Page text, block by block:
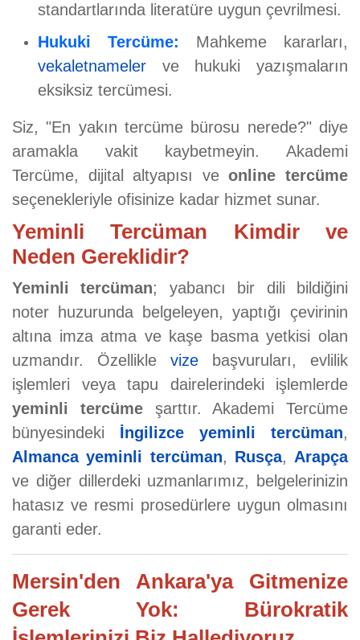
standartlarında literatüre uygun çevrilmesi.
Hukuki Tercüme: Mahkeme kararları,
vekaletnameler ve hukuki yazışmaların
eksiksiz tercümesi.
Siz, "En yakın tercüme bürosu nerede?" diye
aramakla vakit kaybetmeyin. Akademi
Tercüme, dijital altyapısı veonline tercüme
seçenekleriyle ofisinize kadar hizmet sunar.
Yeminli Tercüman Kimdir ve
Neden Gereklidir?
Yeminli tercüman; yabancı bir dili bildiğini
noter huzurunda belgeleyen, yaptığı çevirinin
altına imza atma ve kaşe basma yetkisi olan
uzmandır. Özellikle vize başvuruları, evlilik
işlemleri veya tapu dairelerindeki işlemlerde
yeminli tercümeşarttır. Akademi Tercüme
bünyesindeki İngilizce yeminli tercüman,
Almanca yeminli tercüman, Rusça, Arapça
ve diğer dillerdeki uzmanlarımız, belgelerinizin
hatasız ve resmi prosedürlere uygun olmasını
garanti eder.
Mersin'den Ankara'ya Gitmenize
Gerek Yok: Bürokratik